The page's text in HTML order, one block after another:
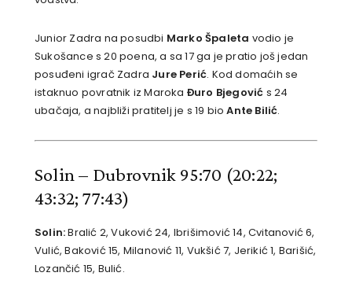
Junior Zadra na posudbi Marko Špaleta vodio je
Sukošance s 20 poena, a sa 17 ga je pratio još jedan
posuđeni igrač Zadra Jure Perić. Kod domaćih se
istaknuo povratnik iz Maroka Đuro Bjegović s 24
ubačaja, a najbliži pratitelj je s 19 bioAnte Bilić.
Solin – Dubrovnik 95:70 (20:22;
43:32; 77:43)
Solin:Bralić 2, Vuković 24, Ibrišimović 14, Cvitanović 6,
Vulić, Baković 15, Milanović 11, Vukšić 7, Jerikić 1, Barišić,
Lozančić 15, Bulić.